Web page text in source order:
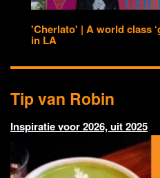
'Cherlato' | A world class
in LA
Tip van Robin
Inspiratie voor 2026, uit 2025